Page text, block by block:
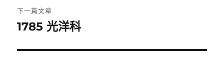
覽
文
章:
下一篇文章
下
篇
1785 光洋科